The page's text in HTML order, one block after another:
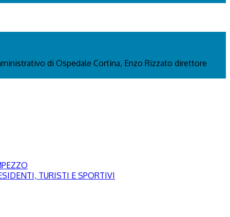
di Ospedale Cortina, Enzo Rizzato direttore
TURISTI E SPORTIVI